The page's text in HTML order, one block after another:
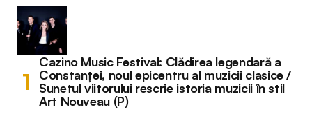
Cazino Music Festival: Clădirea legendară a
Constanței, noul epicentru al muzicii clasice /
Sunetul viitorului rescrie istoria muzicii în stil
Art Nouveau (P)